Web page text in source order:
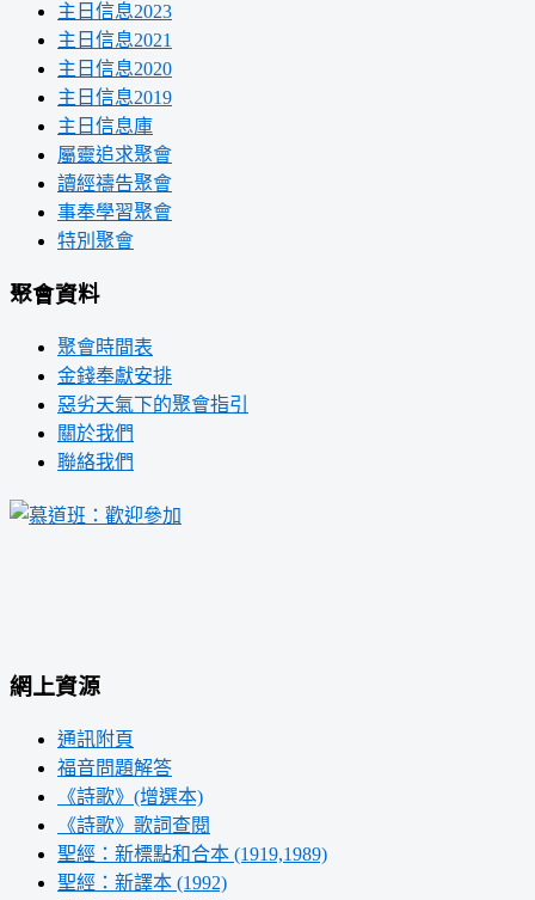
主日信息2023
主日信息2021
主日信息2020
主日信息2019
主日信息庫
屬靈追求聚會
讀經禱告聚會
事奉學習聚會
特別聚會
聚會資料
聚會時間表
金錢奉獻安排
惡劣天氣下的聚會指引
關於我們
聯絡我們
網上資源
通訊附頁
福音問題解答
《詩歌》(增選本)
《詩歌》歌詞查閱
聖經：新標點和合本 (1919,1989)
聖經：新譯本 (1992)